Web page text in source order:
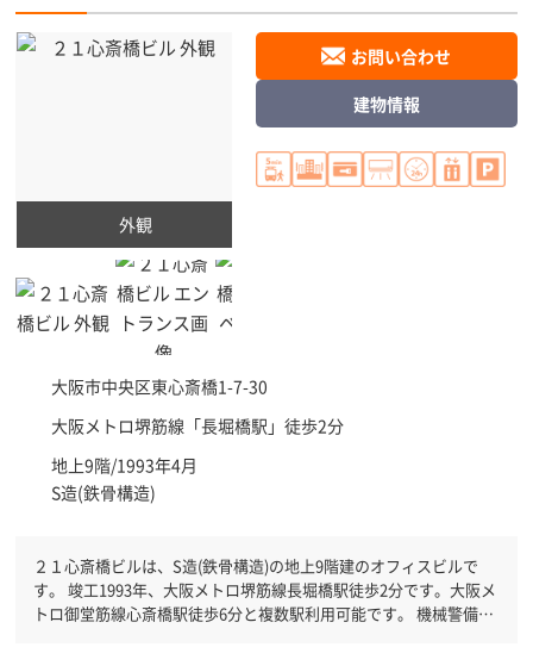
外観
大阪市中央区東心斎橋1-7-30
大阪メトロ堺筋線「長堀橋駅 」徒歩2分
地上9階/1993年4月
S造(鉄骨構造)
お問い合わせ
建物情報
２１心斎橋ビルは、S造(鉄骨構造)の地上9階建のオフィスビルで
す。 竣工1993年、大阪メトロ堺筋線長堀橋駅徒歩2分です。大阪メ
トロ御堂筋線心斎橋駅徒歩6分と複数駅利用可能です。 機械警備が